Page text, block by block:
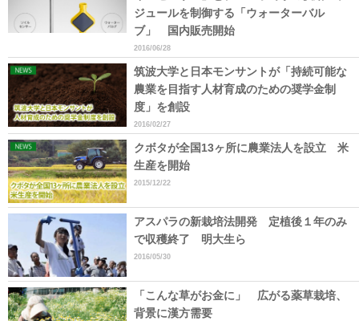
ジュールを制御する「ウォーターバル
ブ」 国内販売開始
2016/06/28
筑波大学と日本モンサントが「持続可能な
農業を目指す人材育成のための奨学金制
度」を創設
2016/02/27
クボタが全国13ヶ所に農業法人を設立 米
生産を開始
2015/12/22
アスパラの新栽培法開発 定植後１年のみ
で収穫終了 明大生ら
2016/05/30
「こんな草がお金に」 広がる薬草栽培、
背景に漢方需要